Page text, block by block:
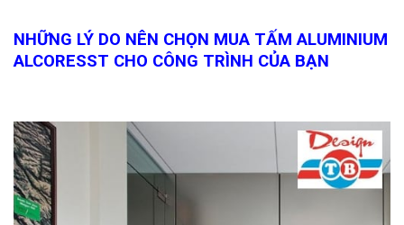
NHỮNG LÝ DO NÊN CHỌN MUA TẤM ALUMINIUM
ALCORESST CHO CÔNG TRÌNH CỦA BẠN